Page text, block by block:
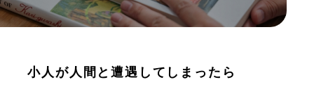
小人が人間と遭遇してしまったら